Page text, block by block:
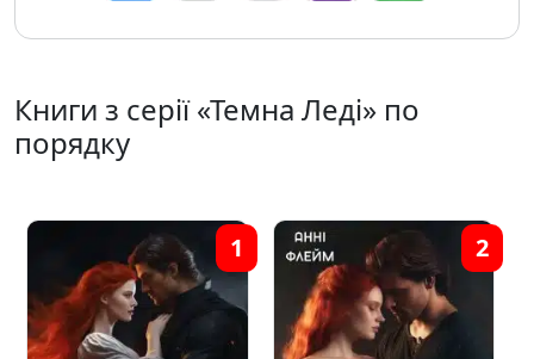
Книги з серії «Темна Леді» по
порядку
1 2